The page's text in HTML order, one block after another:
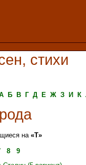
стихи
Б В Г Д Е Ж З И К
на «Т»
8
9